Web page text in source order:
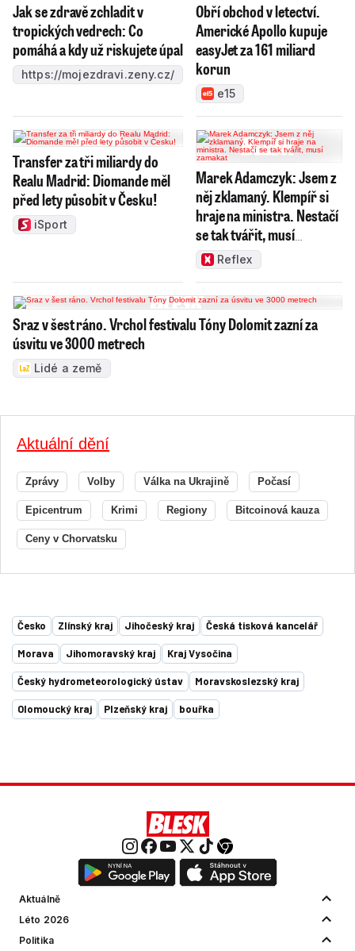
Jak se zdravě zchladit v
tropických vedrech: Co
pomáhá a kdy už riskujete úpal
https://mojezdravi.zeny.cz/
Obří obchod v letectví.
Americké Apollo kupuje
easyJet za 161 miliard
korun
e15
Transfer za tři miliardy do
Realu Madrid: Diomande měl
před lety působit v Česku!
iSport
Marek Adamczyk: Jsem z
něj zklamaný. Klempíř si
hraje na ministra. Nestačí
se tak tvářit, musí
zamakat
Reflex
Sraz v šest ráno. Vrchol festivalu Tóny Dolomit zazní za
úsvitu ve 3000 metrech
Lidé a země
Aktuální dění
Zprávy Volby Válka na Ukrajině Počasí
Epicentrum Krimi Regiony Bitcoinová kauza
Ceny v Chorvatsku
Česko Zlínský kraj Jihočeský kraj Česká tisková kancelář
Morava Jihomoravský kraj Kraj Vysočina
Český hydrometeorologický ústav Moravskoslezský kraj
Olomoucký kraj Plzeňský kraj bouřka
Aktuálně
Léto 2026
Politika